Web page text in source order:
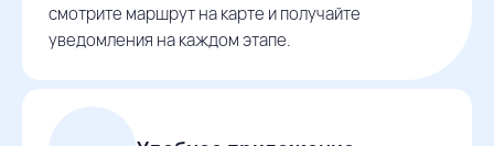
смотрите маршрут на карте и получайте
уведомления на каждом этапе.